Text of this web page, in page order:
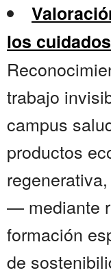
los
trabajo
campus
productos
— mediante
formación
de